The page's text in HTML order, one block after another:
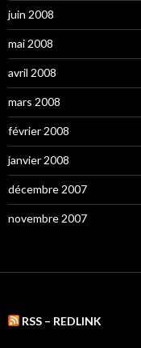
juin 2008
mai 2008
avril 2008
mars 2008
février 2008
janvier 2008
décembre 2007
novembre 2007
RSS – REDLINK